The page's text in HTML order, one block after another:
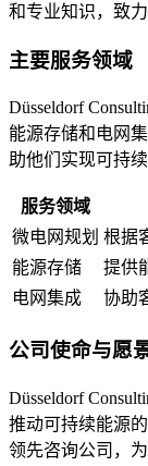
和专业知识，致
主要服务领域
Düsseldorf
能源存储和电网
助他们实现可持
服务领域
微电网规划 根据
能源存储
提供
电网集成
协助
公司使命与愿
Düsseldorf
推动可持续能源
领先咨询公司，